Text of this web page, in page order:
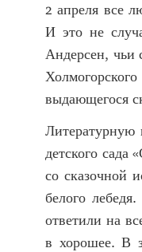
2 апреля все
И это не
Андерсен, чьи
выдающегося
Литературную
детского сада
со сказочной
белого
ответили на
в хорошее. В